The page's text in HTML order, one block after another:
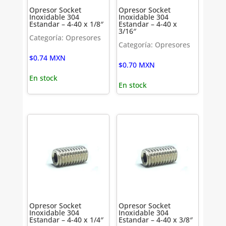
Opresor Socket
Inoxidable 304
Estandar – 4-40 x 1/8″
Categoría: Opresores
$0.74 MXN
En stock
Opresor Socket
Inoxidable 304
Estandar – 4-40 x
3/16″
Categoría: Opresores
$0.70 MXN
En stock
Opresor Socket
Inoxidable 304
Estandar – 4-40 x 1/4″
Opresor Socket
Inoxidable 304
Estandar – 4-40 x 3/8″